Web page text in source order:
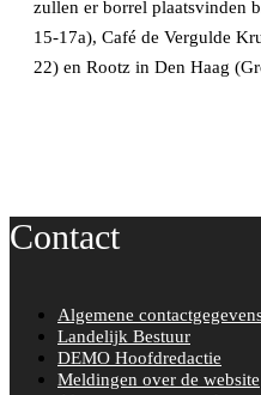
zullen er borrel plaatsvinden
15-17a), Café de Vergulde
22) en Rootz in Den Haag
Contact
Algemene
Landelijk Bestuur
DEMO Hoofdredactie
Meldingen over de website